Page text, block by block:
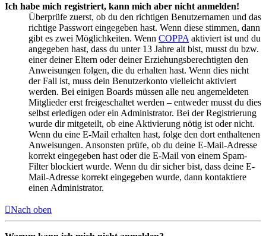
Ich habe mich registriert, kann mich aber nicht anmelden!
Überprüfe zuerst, ob du den richtigen Benutzernamen und das
richtige Passwort eingegeben hast. Wenn diese stimmen, dann
gibt es zwei Möglichkeiten. Wenn COPPA aktiviert ist und du
angegeben hast, dass du unter 13 Jahre alt bist, musst du bzw.
einer deiner Eltern oder deiner Erziehungsberechtigten den
Anweisungen folgen, die du erhalten hast. Wenn dies nicht
der Fall ist, muss dein Benutzerkonto vielleicht aktiviert
werden. Bei einigen Boards müssen alle neu angemeldeten
Mitglieder erst freigeschaltet werden – entweder musst du dies
selbst erledigen oder ein Administrator. Bei der Registrierung
wurde dir mitgeteilt, ob eine Aktivierung nötig ist oder nicht.
Wenn du eine E-Mail erhalten hast, folge den dort enthaltenen
Anweisungen. Ansonsten prüfe, ob du deine E-Mail-Adresse
korrekt eingegeben hast oder die E-Mail von einem Spam-
Filter blockiert wurde. Wenn du dir sicher bist, dass deine E-
Mail-Adresse korrekt eingegeben wurde, dann kontaktiere
einen Administrator.
Nach oben